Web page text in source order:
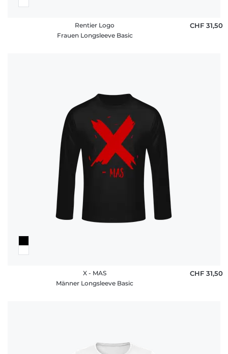
Rentier Logo
Frauen Longsleeve Basic
CHF 31,50
X - MAS
Männer Longsleeve Basic
CHF 31,50